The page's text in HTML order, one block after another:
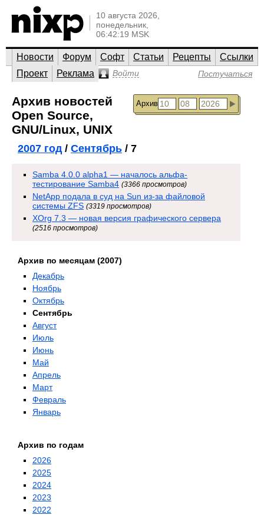
10 августа 2026,
понедельник,
06:42:19 MSK
Новости Форум Софт Статьи Рецепты
Ссылки
Проект
Реклама Войти Постучаться
Архив
Архив новостей
Open Source,
GNU/Linux, UNIX
2007 год/ Сентябрь / 7
Samba 4.0.0 alpha1 — началось альфа-
тестирование Samba4 (3366 просмотров)
NetApp подала в суд на Sun из-за файловой
системы ZFS (3319 просмотров)
XOrg 7.3 — новая версия графического сервера
(2516 просмотров)
Архив по месяцам (2007)
Декабрь
Ноябрь
Октябрь
Сентябрь
Август
Июль
Июнь
Май
Апрель
Март
Февраль
Январь
Архив по годам
2026
2025
2024
2023
2022